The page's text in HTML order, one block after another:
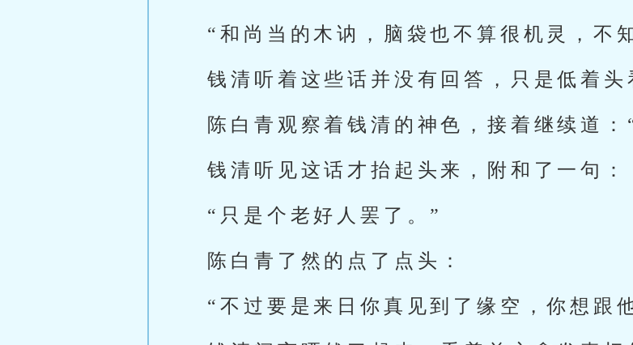
“和尚当的木讷，脑袋也不算很机灵，不
钱清听着这些话并没有回答，只是低着头
陈白青观察着钱清的神色，接着继续道
钱清听见这话才抬起头来，附和了一句：
“只是个老好人罢了。”
陈白青了然的点了点头：
“不过要是来日你真见到了缘空，你想跟